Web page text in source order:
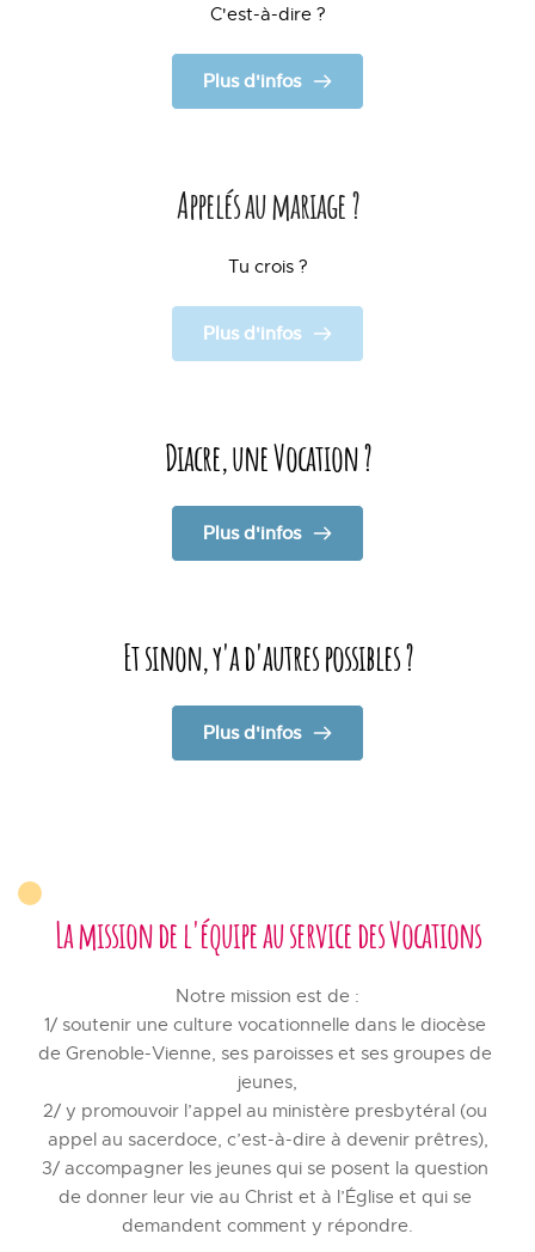
C'est-à-dire ?
Plus d'infos
Appelés au mariage ?
Tu crois ?
Plus d'infos
Diacre, une Vocation ?
Plus d'infos
Et sinon, y'a d'autres possibles ?
Plus d'infos
La mission de l'équipe au service des Vocations
Notre mission est de :
1/ soutenir une culture vocationnelle dans le diocèse
de Grenoble-Vienne, ses paroisses et ses groupes de
jeunes,
2/ y promouvoir l’appel au ministère presbytéral (ou
appel au sacerdoce, c’est-à-dire à devenir prêtres),
3/ accompagner les jeunes qui se posent la question
de donner leur vie au Christ et à l’Église et qui se
demandent comment y répondre.